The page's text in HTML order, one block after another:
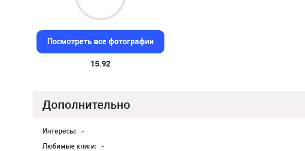
Посмотреть все фотографии
15.15
Дополнительно
Интересы:
-
Любимые книги:
-